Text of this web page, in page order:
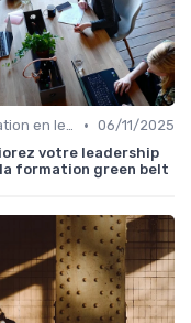
Formation en leadership • 06/11/2025
votre leadership
formation green belt